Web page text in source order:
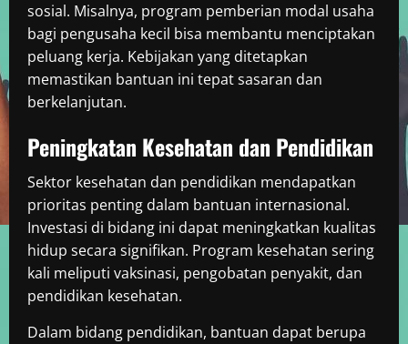
sosial. Misalnya, program pemberian modal usaha
bagi pengusaha kecil bisa membantu menciptakan
peluang kerja. Kebijakan yang ditetapkan
memastikan bantuan ini tepat sasaran dan
berkelanjutan.
Peningkatan Kesehatan dan Pendidikan
Sektor kesehatan dan pendidikan mendapatkan
prioritas penting dalam bantuan internasional.
Investasi di bidang ini dapat meningkatkan kualitas
hidup secara signifikan. Program kesehatan sering
kali meliputi vaksinasi, pengobatan penyakit, dan
pendidikan kesehatan.
Dalam bidang pendidikan, bantuan dapat berupa